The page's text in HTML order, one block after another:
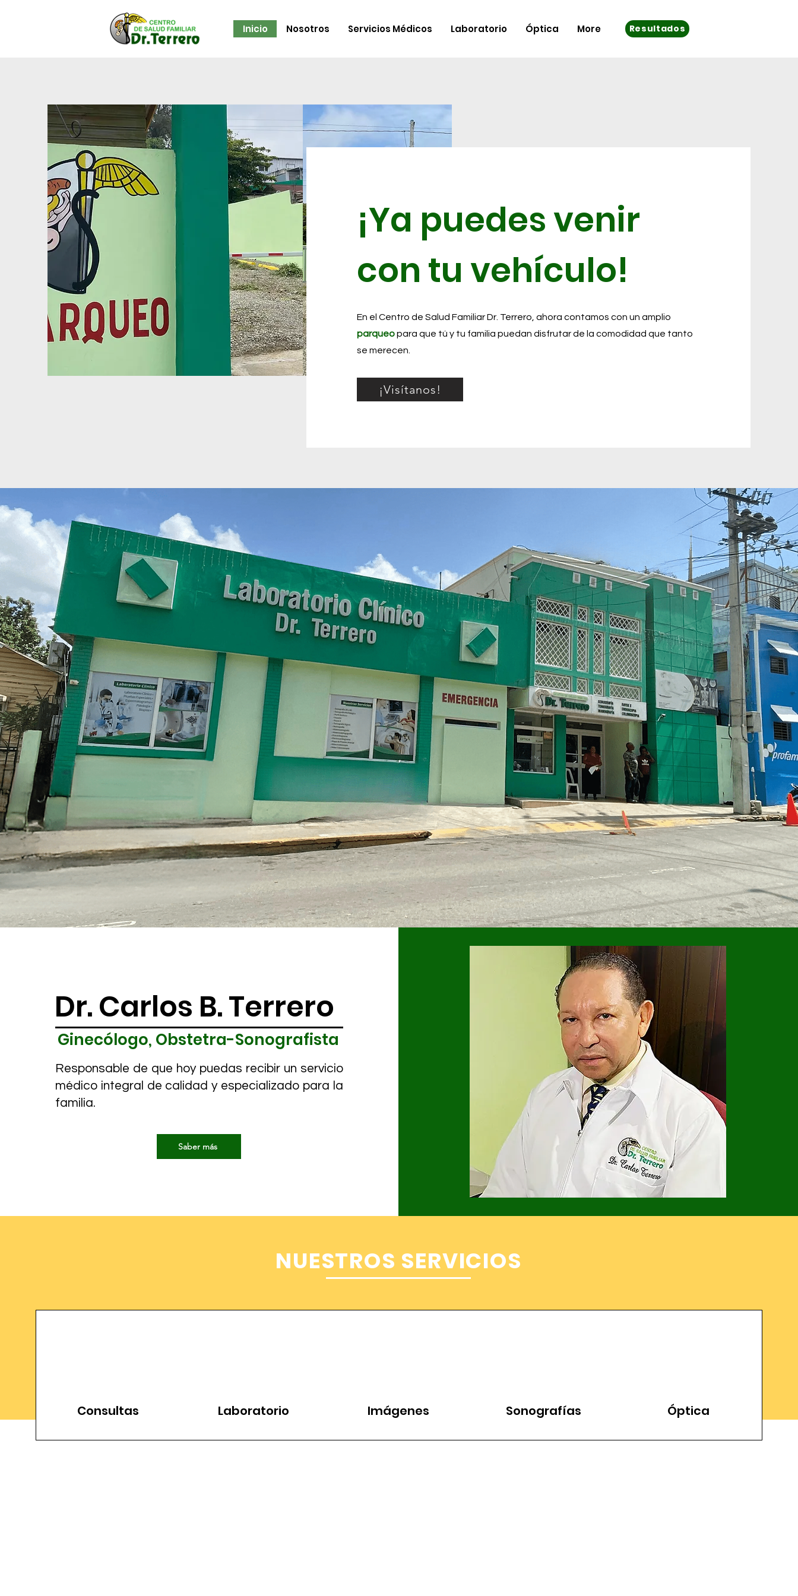
Inicio Nosotros Servicios Médicos Laboratorio Óptica More Resultados
¡Ya puedes venir
con tu vehículo!
En el Centro de Salud Familiar Dr. Terrero, ahora contamos con un amplio
parqueo para que tú y tu familia puedan disfrutar de la comodidad que tanto
se merecen.
¡Visítanos!
Dr. Carlos B. Terrero
Ginecólogo, Obstetra-Sonografista
Responsable de que hoy puedas recibir un servicio
médico integral de calidad y especializado para la
familia.
Saber más
NUESTROS SERVICIOS
Consultas Laboratorio Imágenes Sonografías Óptica